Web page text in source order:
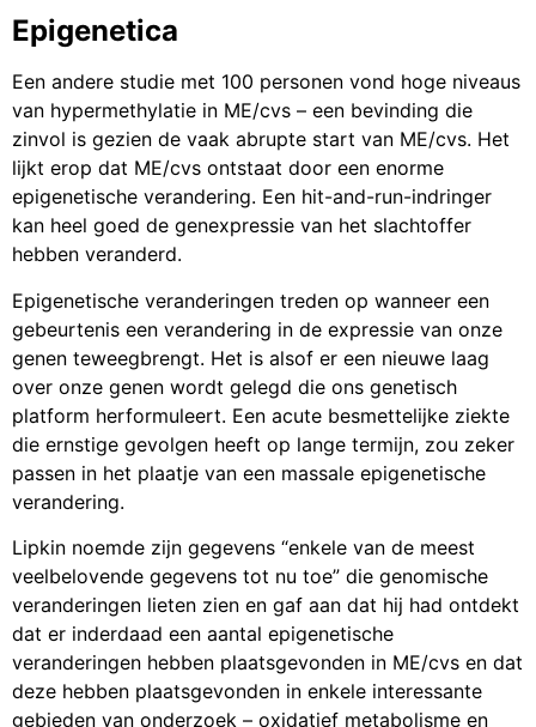
Epigenetica
Een andere studie met 100 personen vond hoge niveaus
van hypermethylatie in ME/cvs – een bevinding die
zinvol is gezien de vaak abrupte start van ME/cvs. Het
lijkt erop dat ME/cvs ontstaat door een enorme
epigenetische verandering. Een hit-and-run-indringer
kan heel goed de genexpressie van het slachtoffer
hebben veranderd.
Epigenetische veranderingen treden op wanneer een
gebeurtenis een verandering in de expressie van onze
genen teweegbrengt. Het is alsof er een nieuwe laag
over onze genen wordt gelegd die ons genetisch
platform herformuleert. Een acute besmettelijke ziekte
die ernstige gevolgen heeft op lange termijn, zou zeker
passen in het plaatje van een massale epigenetische
verandering.
Lipkin noemde zijn gegevens “enkele van de meest
veelbelovende gegevens tot nu toe” die genomische
veranderingen lieten zien en gaf aan dat hij had ontdekt
dat er inderdaad een aantal epigenetische
veranderingen hebben plaatsgevonden in ME/cvs en dat
deze hebben plaatsgevonden in enkele interessante
gebieden van onderzoek – oxidatief metabolisme en